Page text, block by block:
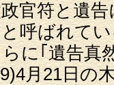
官符と遺
と呼ばれ
に｢遺告真
月21日の